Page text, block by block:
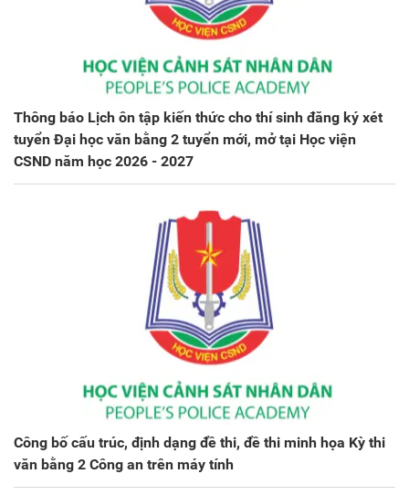
Thông báo Lịch ôn tập kiến thức cho thí sinh đăng ký xét
tuyển Đại học văn bằng 2 tuyển mới, mở tại Học viện
CSND năm học 2026 - 2027
Công bố cấu trúc, định dạng đề thi, đề thi minh họa Kỳ thi
văn bằng 2 Công an trên máy tính